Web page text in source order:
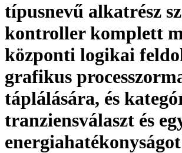
típusnevű alkatrész
kontroller komplett
központi logikai
grafikus
táplálására, és
tranziensválaszt és